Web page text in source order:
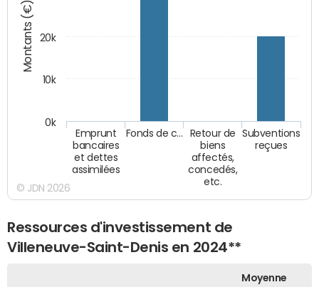
Montants (€)
Emprunt
bancaires
et dettes
assimilées
Fonds de c…
Retour de
biens
affectés,
concedés,
etc.
Subventions
reçues
0k
10k
20k
© JDN 2026
Ressources d'investissement de
Villeneuve-Saint-Denis en 2024**
Moyenne